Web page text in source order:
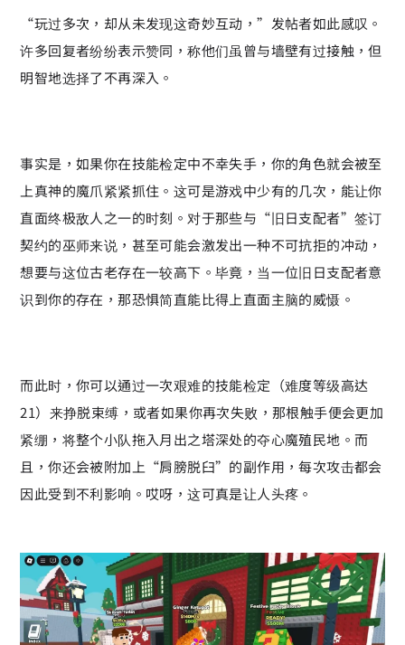
“玩过多次，却从未发现这奇妙互动，”发帖者如此感叹。
许多回复者纷纷表示赞同，称他们虽曾与墙壁有过接触，但
明智地选择了不再深入。
事实是，如果你在技能检定中不幸失手，你的角色就会被至
上真神的魔爪紧紧抓住。这可是游戏中少有的几次，能让你
直面终极敌人之一的时刻。对于那些与“旧日支配者”签订
契约的巫师来说，甚至可能会激发出一种不可抗拒的冲动，
想要与这位古老存在一较高下。毕竟，当一位旧日支配者意
识到你的存在，那恐惧简直能比得上直面主脑的威慑。
而此时，你可以通过一次艰难的技能检定（难度等级高达
21）来挣脱束缚，或者如果你再次失败，那根触手便会更加
紧绷，将整个小队拖入月出之塔深处的夺心魔殖民地。而
且，你还会被附加上“肩膀脱臼”的副作用，每次攻击都会
因此受到不利影响。哎呀，这可真是让人头疼。